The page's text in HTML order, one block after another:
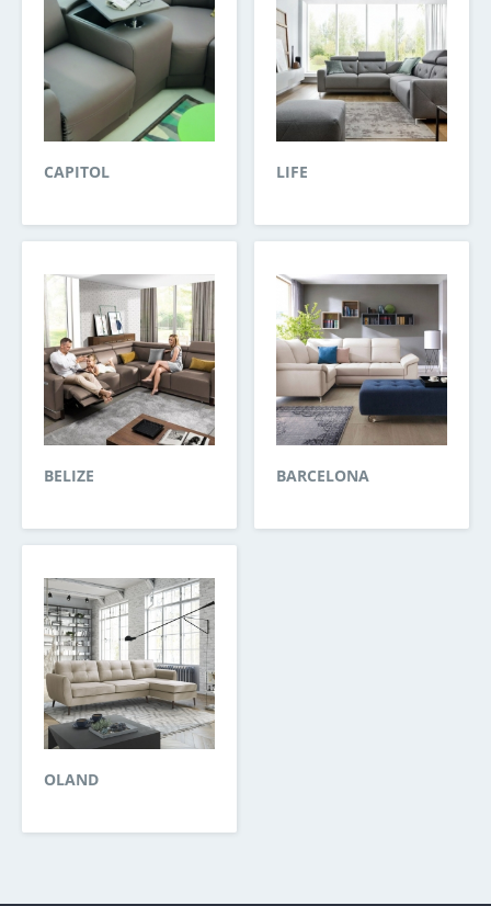
CAPITOL LIFE
BELIZE BARCELONA
OLAND